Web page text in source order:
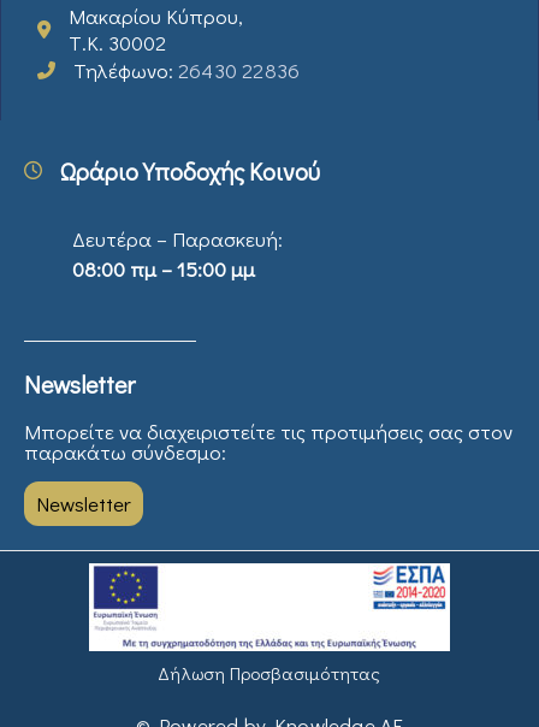
Μακαρίου Κύπρου,
Τ.Κ. 30002
Τηλέφωνο: 26430 22836
Ωράριο Υποδοχής Κοινού
Δευτέρα – Παρασκευή:
08:00 πμ – 15:00 μμ
Newsletter
Μπορείτε να διαχειριστείτε τις προτιμήσεις σας στον
παρακάτω σύνδεσμο:
Newsletter
Δήλωση Προσβασιμότητας